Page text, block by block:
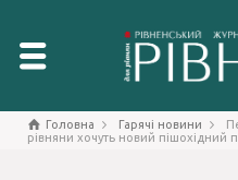
Головна Гарячі новини
рівняни хочуть новий пішохідний